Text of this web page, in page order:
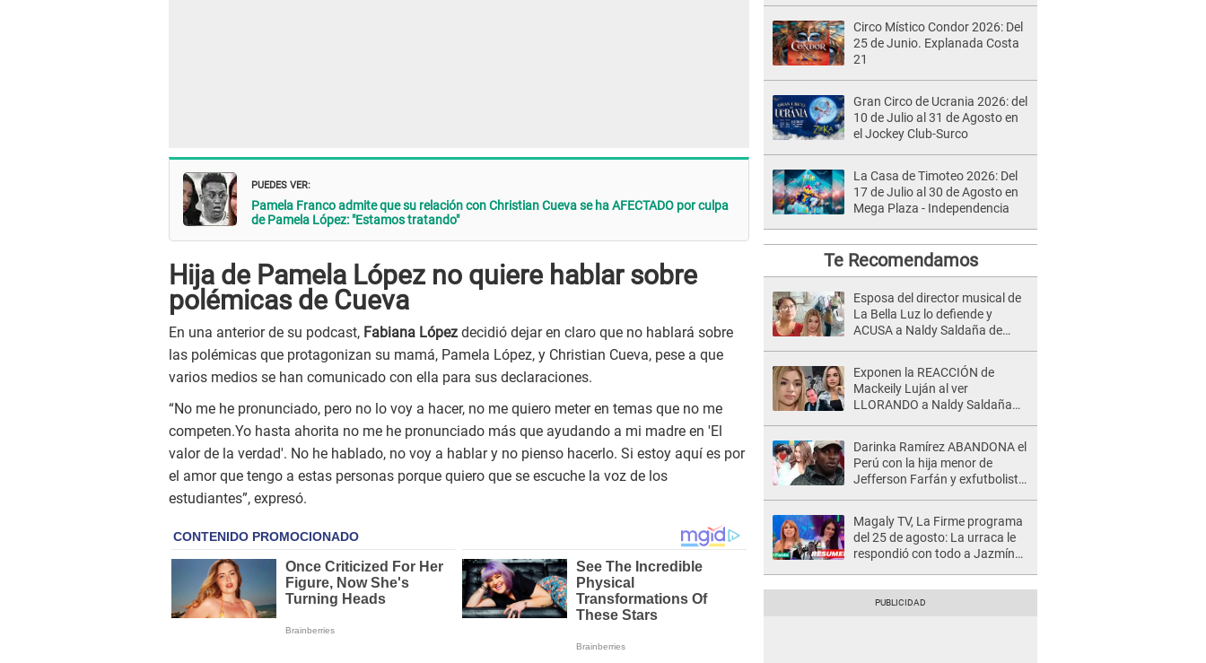
PUEDES VER:
Pamela Franco admite que su relación con Christian Cueva se ha AFECTADO por culpa
de Pamela López: "Estamos tratando"
Hija de Pamela López no quiere hablar sobre
polémicas de Cueva
En una anterior de su podcast, Fabiana López decidió dejar en claro que no hablará sobre
las polémicas que protagonizan su mamá, Pamela López, y Christian Cueva, pese a que
varios medios se han comunicado con ella para sus declaraciones.
“No me he pronunciado, pero no lo voy a hacer, no me quiero meter en temas que no me
competen.Yo hasta ahorita no me he pronunciado más que ayudando a mi madre en 'El
valor de la verdad'. No he hablado, no voy a hablar y no pienso hacerlo. Si estoy aquí es por
el amor que tengo a estas personas porque quiero que se escuche la voz de los
estudiantes”, expresó.
Circo Místico Condor 2026: Del
25 de Junio. Explanada Costa
21
Gran Circo de Ucrania 2026: del
10 de Julio al 31 de Agosto en
el Jockey Club-Surco
La Casa de Timoteo 2026: Del
17 de Julio al 30 de Agosto en
Mega Plaza - Independencia
Te Recomendamos
Esposa del director musical de
La Bella Luz lo defiende y
ACUSA a Naldy Saldaña de
Exponen la REACCIÓN de
Mackeily Luján al ver
LLORANDO a Naldy Saldaña
Darinka Ramírez ABANDONA el
Perú con la hija menor de
Jefferson Farfán y exfutbolista
Magaly TV, La Firme programa
del 25 de agosto: La urraca le
respondió con todo a Jazmín